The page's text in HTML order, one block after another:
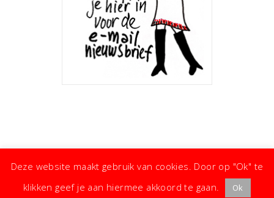
Deze website maakt gebruik van cookies. Door op "Ok" te
klikken geef je aan hiermee akkoord te gaan.
Ok